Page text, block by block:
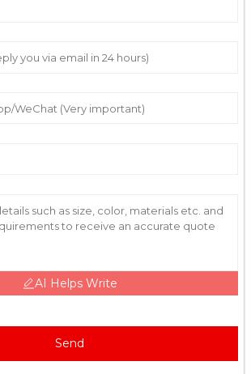
AI Helps Write
Send